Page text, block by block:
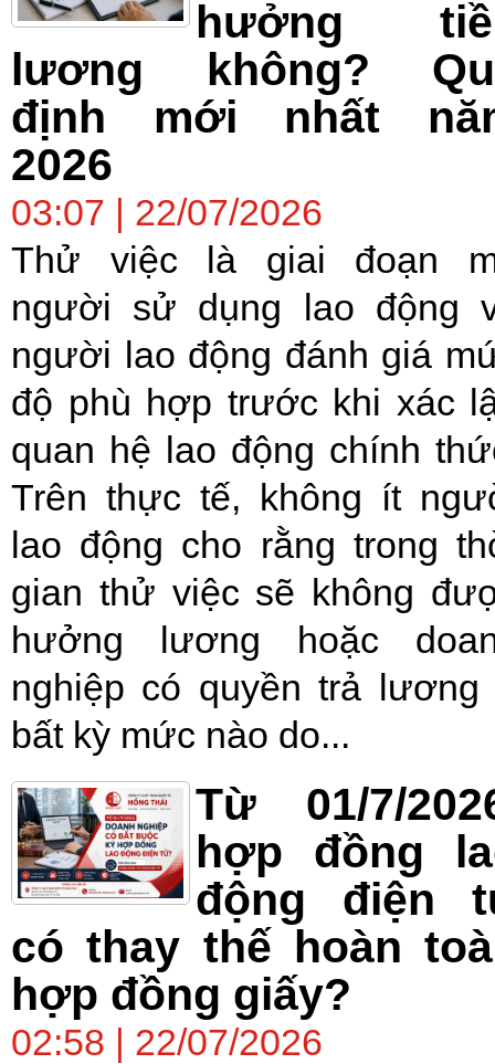
hưởng
lương không?
định mới nhất
2026
03:07 | 22/07/2026
Thử việc là giai đoạn
người sử dụng lao động
người lao động đánh giá
độ phù hợp trước khi xác
quan hệ lao động chính
Trên thực tế, không ít
lao động cho rằng trong
gian thử việc sẽ không
hưởng lương hoặc
nghiệp có quyền trả lương
bất kỳ mức nào do...
Từ 01/7/
hợp đồng
động điện
có thay thế hoàn
hợp đồng giấy?
02:58 | 22/07/2026